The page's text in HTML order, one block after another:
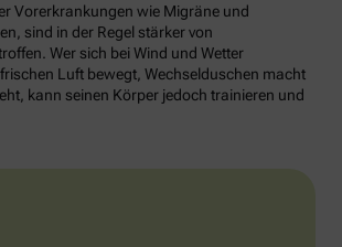
Vorerkrankungen wie Migräne und
sind in der Regel stärker von
Wer sich bei Wind und Wetter
Luft bewegt, Wechselduschen macht
kann seinen Körper jedoch trainieren und